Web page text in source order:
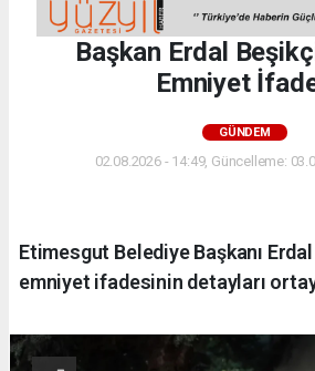
Başkan Erdal
Emniyet
GÜNDEM
02.08.2026 - 14:49, Güncelleme:
Etimesgut Belediye Başkanı
emniyet ifadesinin detayları